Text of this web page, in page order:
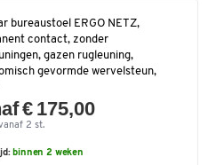
bureaustoel ERGO NETZ,
contact, zonder
gazen rugleuning,
gevormde wervelsteun,
€ 175,00
2 st.
binnen 2 weken